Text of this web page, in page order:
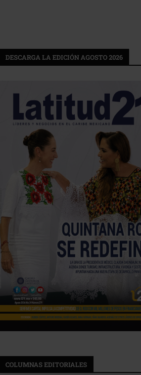
DESCARGA LA EDICIÓN AGOSTO 2026
COLUMNAS EDITORIALES